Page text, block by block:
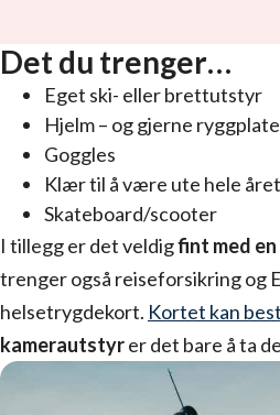
Det du trenger…
Eget ski- eller brettutstyr
Hjelm – og gjerne ryggplate
Goggles
Klær til å være ute hele året
Skateboard/scooter
I tillegg er det veldigfint med
trenger også reiseforsikring og
helsetrygdekort. Kortet kan
kamerautstyrer det bare å ta